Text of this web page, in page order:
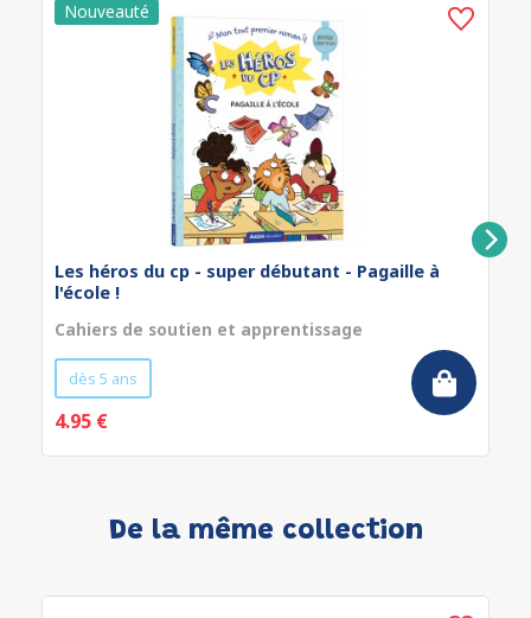
Les héros du cp - super débutant - Pagaille à
l'école !
Cahiers de soutien et apprentissage
dès 5 ans
4.95 €
De la même collection